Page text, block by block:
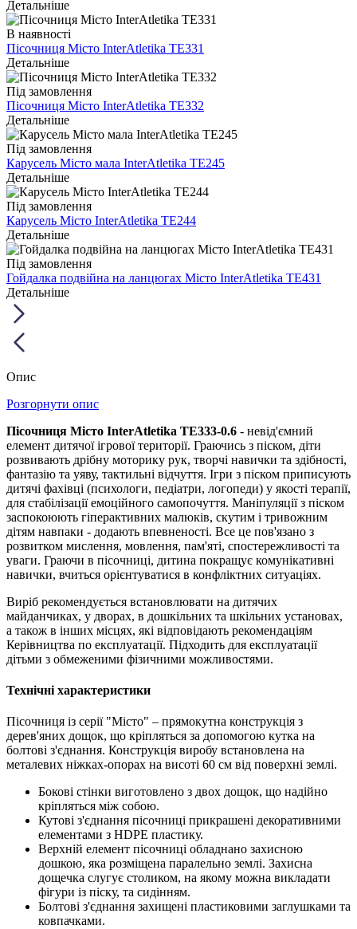
Детальніше
В наявності
Пісочниця Місто InterAtletika TE331
Детальніше
Під замовлення
Пісочниця Місто InterAtletika TE332
Детальніше
Під замовлення
Карусель Місто мала InterAtletika TE245
Детальніше
Під замовлення
Карусель Місто InterAtletika TE244
Детальніше
Під замовлення
Гойдалка подвійна на ланцюгах Місто InterAtletika ТЕ431
Детальніше
Опис
Розгорнути опис
Пісочниця Місто InterAtletika TE333-0.6 - невід'ємний
елемент дитячої ігрової території. Граючись з піском, діти
розвивають дрібну моторику рук, творчі навички та здібності,
фантазію та уяву, тактильні відчуття. Ігри з піском приписують
дитячі фахівці (психологи, педіатри, логопеди) у якості терапії,
для стабілізації емоційного самопочуття. Маніпуляції з піском
заспокоюють гіперактивних малюків, скутим і тривожним
дітям навпаки - додають впевненості. Все це пов'язано з
розвитком мислення, мовлення, пам'яті, спостережливості та
уваги. Граючи в пісочниці, дитина покращує комунікативні
навички, вчиться орієнтуватися в конфліктних ситуаціях.
Виріб рекомендується встановлювати на дитячих
майданчиках, у дворах, в дошкільних та шкільних установах,
а також в інших місцях, які відповідають рекомендаціям
Керівництва по експлуатації. Підходить для експлуатації
дітьми з обмеженими фізичними можливостями.
Технічні характеристики
Пісочниця із серії "Місто" – прямокутна конструкція з
дерев'яних дощок, що кріпляться за допомогою кутка на
болтові з'єднання. Конструкція виробу встановлена на
металевих ніжках-опорах на висоті 60 см від поверхні землі.
Бокові стінки виготовлено з двох дощок, що надійно
кріпляться між собою.
Кутові з'єднання пісочниці прикрашені декоративними
елементами з HDPE пластику.
Верхній елемент пісочниці обладнано захисною
дошкою, яка розміщена паралельно землі. Захисна
дощечка слугує столиком, на якому можна викладати
фігури із піску, та сидінням.
Болтові з'єднання захищені пластиковими заглушками та
ковпачками.